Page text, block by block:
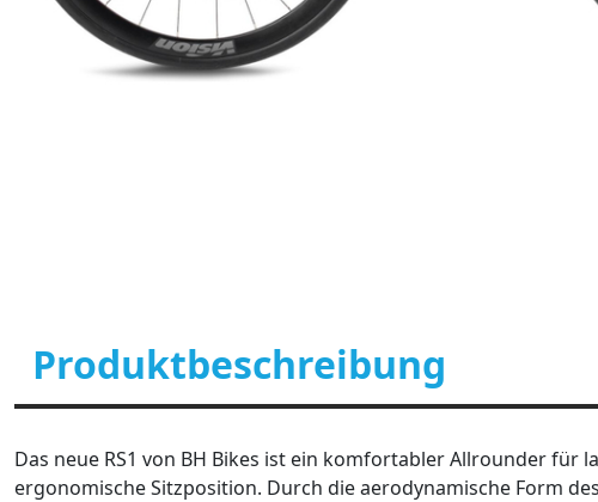
Produktbeschreibung
Das neue RS1 von BH Bikes ist ein komfortabler Allrounder
ergonomische Sitzposition. Durch die aerodynamische Form